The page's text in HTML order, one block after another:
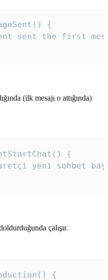
{
sent the first
(ilk mesajı o attığında)
{
yeni sohbet
çalışır.
{